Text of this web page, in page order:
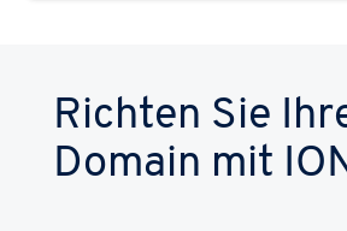
Richten Sie
Domain mit